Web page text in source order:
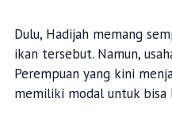
Dulu, Hadijah memang
ikan tersebut. Namun,
Perempuan yang kini
memiliki modal untuk bisa